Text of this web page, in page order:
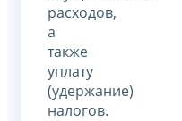
расходов,
а
также
уплату
(удержание)
налогов.